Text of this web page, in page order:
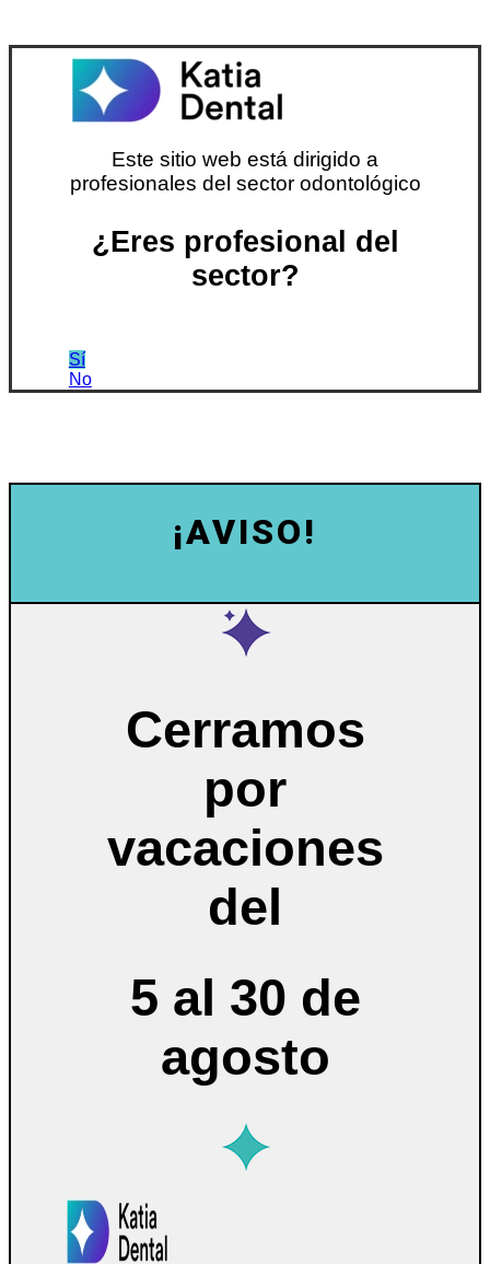
Este sitio web está dirigido a
profesionales del sector odontológico
¿Eres profesional del
sector?
Sí
No
¡AVISO!
Cerramos
por
vacaciones
del
5 al 30 de
agosto